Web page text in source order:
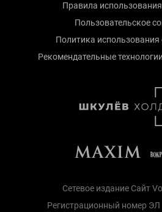
Правила
Пользовательское
Политика
Рекомендательные технологии
Сетевое издание Сайт
Регистрационный номер